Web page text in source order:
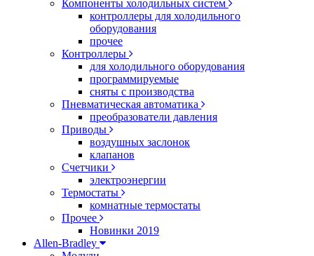
Компоненты холодильных систем
контроллеры для холодильного
оборудования
прочее
Контроллеры
для холодильного оборудования
программируемые
сняты с производства
Пневматическая автоматика
преобразователи давления
Приводы
воздушных заслонок
клапанов
Счетчики
электроэнергии
Термостаты
комнатные термостаты
Прочее
Новинки 2019
Allen-Bradley